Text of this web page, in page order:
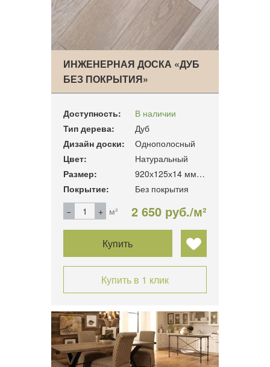
ИНЖЕНЕРНАЯ ДОСКА «ДУБ
БЕЗ ПОКРЫТИЯ»
Доступность:
В наличии
Тип дерева:
Дуб
Дизайн доски:
Однополосный
Цвет:
Натуральный
Размер:
920х125х14 мм, 1,15 м2/уп.
Покрытие:
Без покрытия
м²
2 650 руб./м²
Купить
Купить в 1 клик